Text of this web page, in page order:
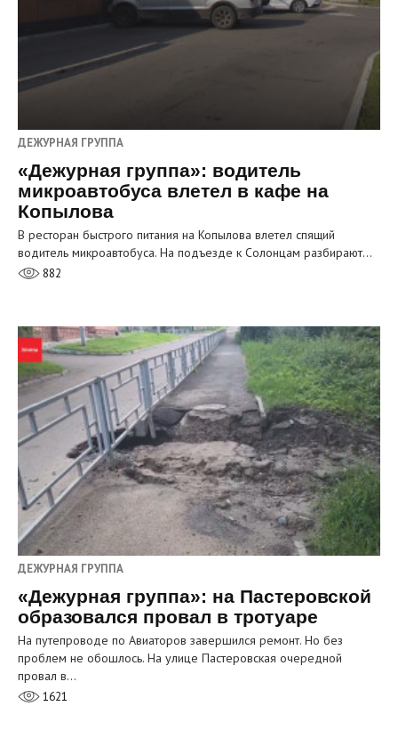
ДЕЖУРНАЯ ГРУППА
«Дежурная группа»: водитель
микроавтобуса влетел в кафе на
Копылова
В ресторан быстрого питания на Копылова влетел спящий
водитель микроавтобуса. На подъезде к Солонцам разбирают…
882
ДЕЖУРНАЯ ГРУППА
«Дежурная группа»: на Пастеровской
образовался провал в тротуаре
На путепроводе по Авиаторов завершился ремонт. Но без
проблем не обошлось. На улице Пастеровская очередной
провал в…
1621